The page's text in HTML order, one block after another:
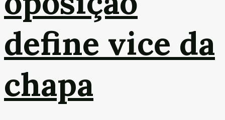
define vice da
chapa